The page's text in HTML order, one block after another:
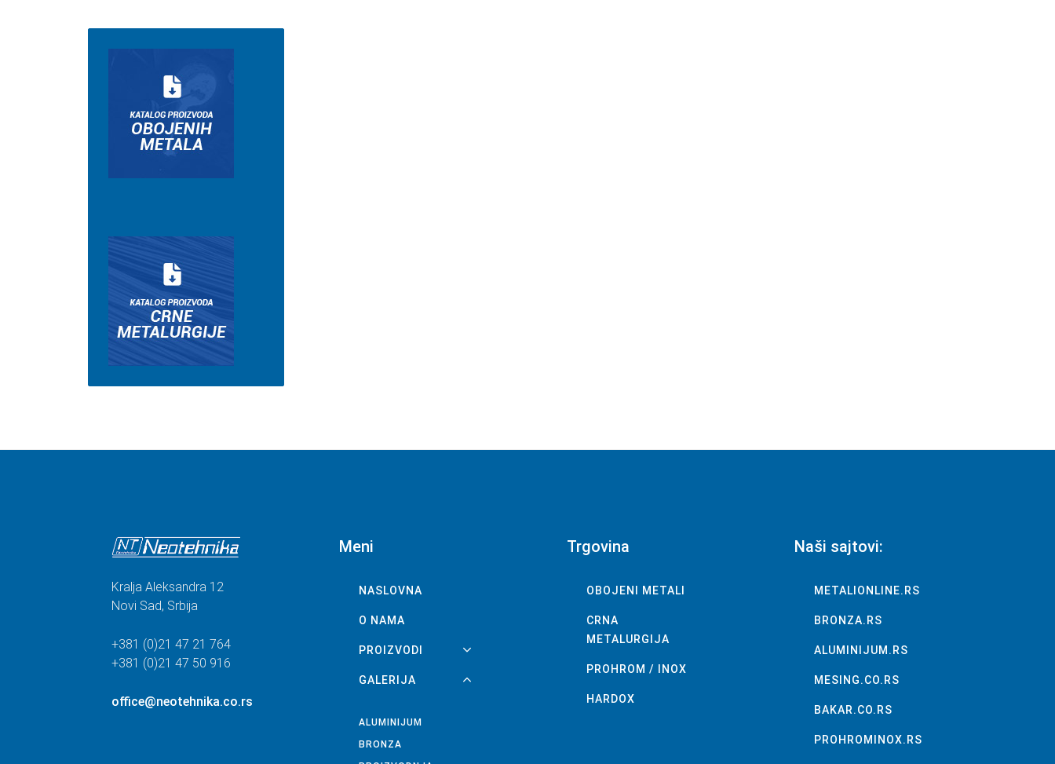
Kralja Aleksandra 12
Novi Sad, Srbija
+381 (0)21 47 21 764
+381 (0)21 47 50 916
office@neotehnika.co.rs
Meni
NASLOVNA
O NAMA
PROIZVODI
GALERIJA
ALUMINIJUM
BRONZA
Trgovina
OBOJENI METALI
CRNA
METALURGIJA
PROHROM / INOX
HARDOX
Naši sajtovi:
METALIONLINE.RS
BRONZA.RS
ALUMINIJUM.RS
MESING.CO.RS
BAKAR.CO.RS
PROHROMINOX.RS